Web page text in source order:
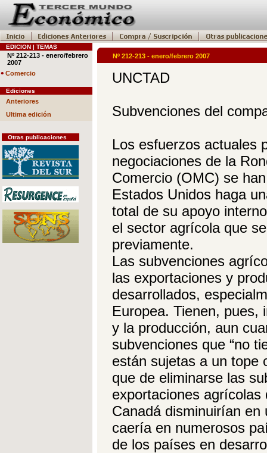
EDICION | TEMAS
Nº 212-213 - enero/febrero
2007
• Comercio
Ediciones
Anteriores
Ultima edición
Otras publicaciones
Nº 212-213 - enero/febrero 2007
UNCTAD
Subvenciones del
Los esfuerzos actuales
negociaciones de la
Comercio (OMC) se
Estados Unidos haga
total de su apoyo
el sector agrícola que
previamente.
Las subvenciones
las exportaciones y
desarrollados,
Europea. Tienen, pues,
y la producción, aun
subvenciones que “no
están sujetas a un tope
que de eliminarse las
exportaciones
Canadá disminuirían
caería en numerosos
de los países en